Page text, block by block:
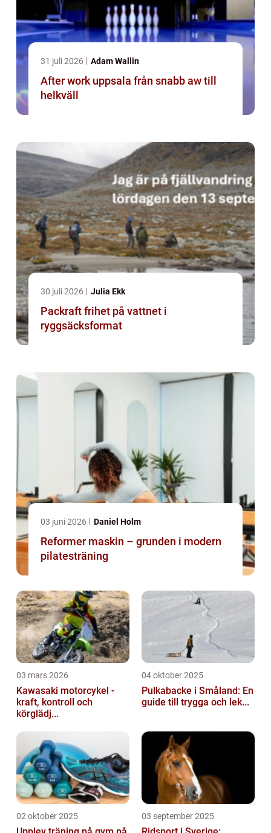
31 juli 2026 Adam Wallin
After work uppsala från snabb aw till
helkväll
30 juli 2026 Julia Ekk
Packraft frihet på vattnet i
ryggsäcksformat
03 juni 2026 Daniel Holm
Reformer maskin – grunden i modern
pilatesträning
03 mars 2026
Kawasaki motorcykel -
kraft, kontroll och
körglädj...
04 oktober 2025
Pulkabacke i Småland: En
guide till trygga och lek...
02 oktober 2025 03 september 2025